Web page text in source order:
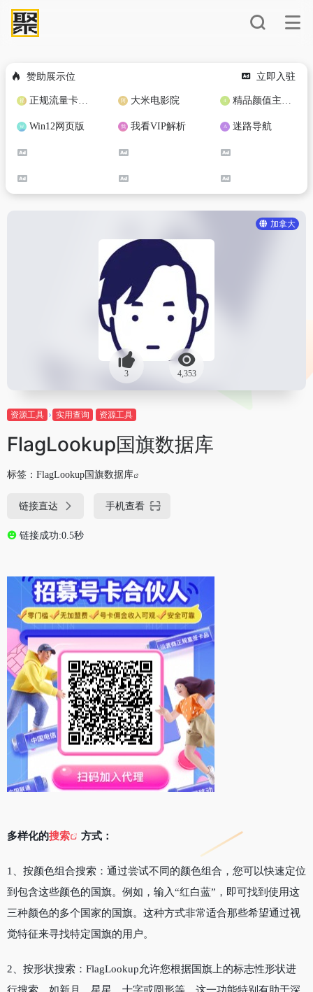
赞助展示位 立即入驻
正规流量卡免费加盟合作 大米电影院 精品颜值主播定制
Win12网页版 我看VIP解析 迷路导航
加拿大
3 4,353
资源工具 实用查询 资源工具
FlagLookup国旗数据库
标签： FlagLookup国旗数据库
链接直达 手机查看
链接成功:0.5秒
多样化的搜索 方式：
1、按颜色组合搜索：通过尝试不同的颜色组合，您可以快速定位
到包含这些颜色的国旗。例如，输入“红白蓝”，即可找到使用这
三种颜色的多个国家的国旗。这种方式非常适合那些希望通过视
觉特征来寻找特定国旗的用户。
2、按形状搜索：FlagLookup允许您根据国旗上的标志性形状进
行搜索，如新月、星星、十字或圆形等。这一功能特别有助于深